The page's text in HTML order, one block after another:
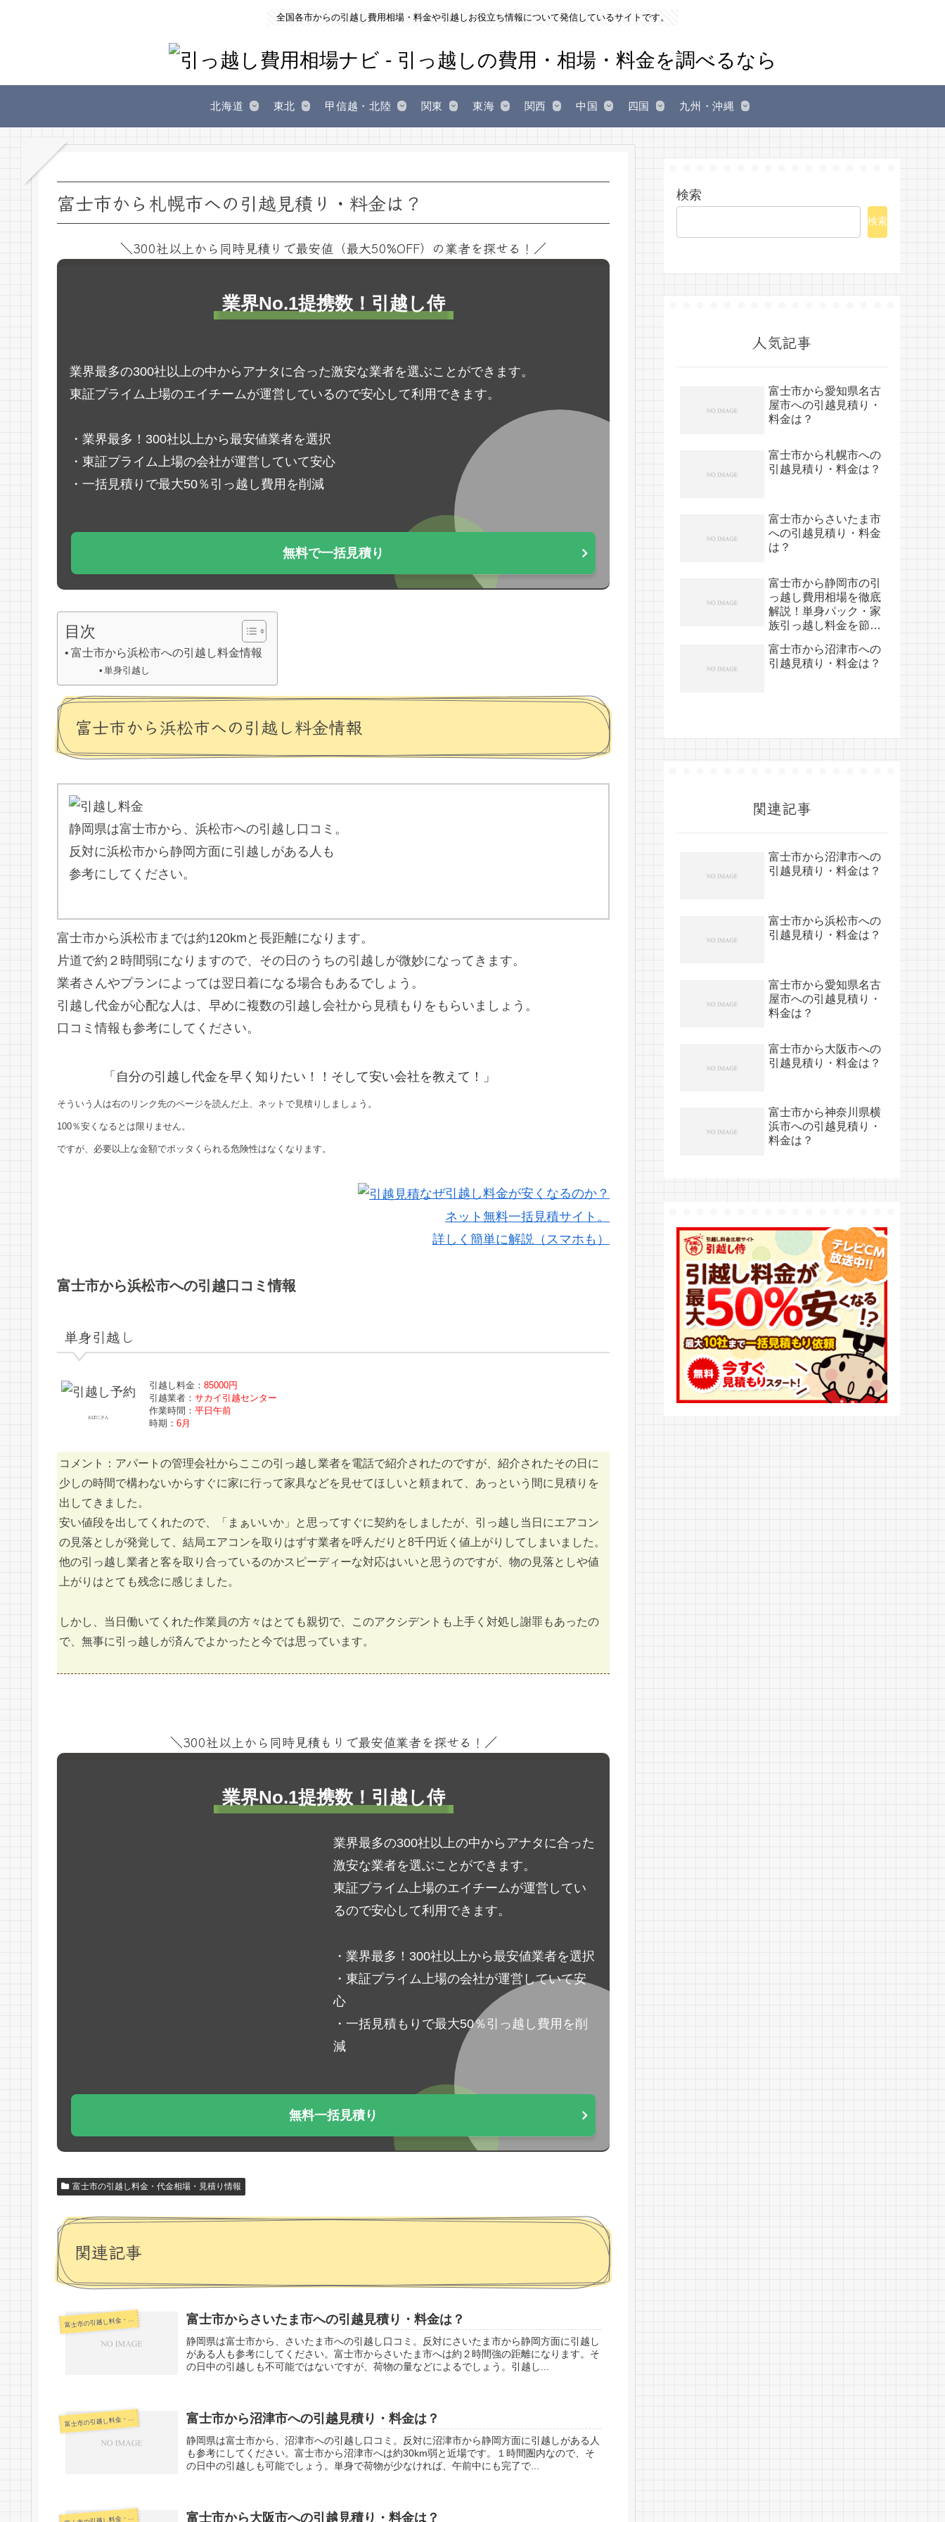
全国各市からの引越し費用相場・料金や引越しお役立ち情報について発信しているサイトです。
北海道 東北 甲信越・北陸 関東 東海 関西 中国 四国 九州・沖縄
富士市から札幌市への引越見積り・料金は？
＼300社以上から同時見積りで最安値（最大50%OFF）の業者を探せる！／
業界No.1提携数！引越し侍
業界最多の300社以上の中からアナタに合った激安な業者を選ぶことができます。
東証プライム上場のエイチームが運営しているので安心して利用できます。
・業界最多！300社以上から最安値業者を選択
・東証プライム上場の会社が運営していて安心
・一括見積りで最大50％引っ越し費用を削減
無料で一括見積り
目次
富士市から浜松市への引越し料金情報
単身引越し
富士市から浜松市への引越し料金情報
静岡県は富士市から、浜松市への引越し口コミ。
反対に浜松市から静岡方面に引越しがある人も
参考にしてください。
富士市から浜松市までは約120kmと長距離になります。
片道で約２時間弱になりますので、その日のうちの引越しが微妙になってきます。
業者さんやプランによっては翌日着になる場合もあるでしょう。
引越し代金が心配な人は、早めに複数の引越し会社から見積もりをもらいましょう。
口コミ情報も参考にしてください。
「自分の引越し代金を早く知りたい！！そして安い会社を教えて！」
そういう人は右のリンク先のページを読んだ上、ネットで見積りしましょう。
100％安くなるとは限りません。
ですが、必要以上な金額でボッタくられる危険性はなくなります。
なぜ引越し料金が安くなるのか？
ネット無料一括見積サイト。
詳しく簡単に解説（スマホも）
富士市から浜松市への引越口コミ情報
単身引越し
おぽにさん
引越し料金： 85000円
引越業者： サカイ引越センター
作業時間： 平日午前
時期： 6月
コメント：アパートの管理会社からここの引っ越し業者を電話で紹介されたのですが、紹介されたその日に
少しの時間で構わないからすぐに家に行って家具などを見せてほしいと頼まれて、あっという間に見積りを
出してきました。
安い値段を出してくれたので、「まぁいいか」と思ってすぐに契約をしましたが、引っ越し当日にエアコン
の見落としが発覚して、結局エアコンを取りはずす業者を呼んだりと8千円近く値上がりしてしまいました。
他の引っ越し業者と客を取り合っているのかスピーディーな対応はいいと思うのですが、物の見落としや値
上がりはとても残念に感じました。
しかし、当日働いてくれた作業員の方々はとても親切で、このアクシデントも上手く対処し謝罪もあったの
で、無事に引っ越しが済んでよかったと今では思っています。
＼300社以上から同時見積もりで最安値業者を探せる！／
業界No.1提携数！引越し侍
業界最多の300社以上の中からアナタに合った
激安な業者を選ぶことができます。
東証プライム上場のエイチームが運営してい
るので安心して利用できます。
・業界最多！300社以上から最安値業者を選択
・東証プライム上場の会社が運営していて安
心
・一括見積もりで最大50％引っ越し費用を削
減
無料一括見積り
富士市の引越し料金・代金相場・見積り情報
関連記事
富 士市の引越し料金・代金相場・見積り情報 富士市からさいたま市への引越見積り・料金は？
静岡県は富士市から、さいたま市への引越し口コミ。反対にさいたま市から静岡方面に引越し
がある人も参考にしてください。富士市からさいたま市へは約２時間強の距離になります。そ
の日中の引越しも不可能ではないですが、荷物の量などによるでしょう。引越し...
富 士市の引越し料金・代金相場・見積り情報 富士市から沼津市への引越見積り・料金は？
静岡県は富士市から、沼津市への引越し口コミ。反対に沼津市から静岡方面に引越しがある人
も参考にしてください。富士市から沼津市へは約30km弱と近場です。１時間圏内なので、そ
の日中の引越しも可能でしょう。単身で荷物が少なければ、午前中にも完了で...
士市の引越し料金・代金相場・見積り情報 富士市から大阪市への引越見積り・料金は？
検索
検索
人気記事
富士市から愛知県名古
屋市への引越見積り・
料金は？
富士市から札幌市への
引越見積り・料金は？
富士市からさいたま市
への引越見積り・料金
は？
富士市から静岡市の引
っ越し費用相場を徹底
解説！単身パック・家
族引っ越し料金を節約
富士市から沼津市への
引越見積り・料金は？
関連記事
富士市から沼津市への
引越見積り・料金は？
富士市から浜松市への
引越見積り・料金は？
富士市から愛知県名古
屋市への引越見積り・
料金は？
富士市から大阪市への
引越見積り・料金は？
富士市から神奈川県横
浜市への引越見積り・
料金は？